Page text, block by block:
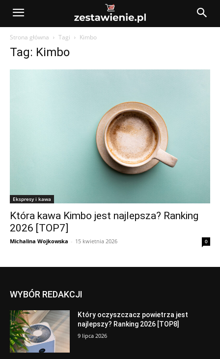
Strona główna Tagi Kimbo
Tag: Kimbo
Ekspresy i kawa
Która kawa Kimbo jest najlepsza? Ranking
2026 [TOP7]
Michalina Wojkowska - 15 kwietnia 2026 0
WYBÓR REDAKCJI
Który oczyszczacz powietrza jest
najlepszy? Ranking 2026 [TOP8]
9 lipca 2026